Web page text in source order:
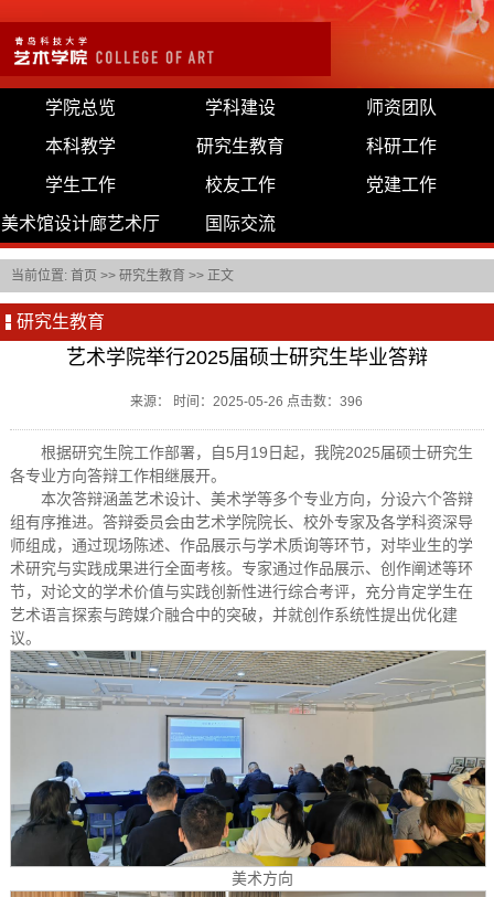
学院总览 学科建设 师资团队
本科教学 研究生教育 科研工作
学生工作 校友工作 党建工作
美术馆设计廊艺术厅 国际交流
当前位置: 首页 >> 研究生教育 >> 正文
研究生教育
艺术学院举行2025届硕士研究生毕业答辩
来源： 时间：2025-05-26 点击数：396
根据研究生院工作部署，自5月19日起，我院2025届硕士研究生
各专业方向答辩工作相继展开。
本次答辩涵盖艺术设计、美术学等多个专业方向，分设六个答辩
组有序推进。答辩委员会由艺术学院院长、校外专家及各学科资深导
师组成，通过现场陈述、作品展示与学术质询等环节，对毕业生的学
术研究与实践成果进行全面考核。专家通过作品展示、创作阐述等环
节，对论文的学术价值与实践创新性进行综合考评，充分肯定学生在
艺术语言探索与跨媒介融合中的突破，并就创作系统性提出优化建
议。
美术方向